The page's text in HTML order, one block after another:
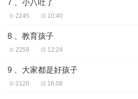
7 、小八吐了
2245 10:40
8 、教育孩子
2259 12:24
9 、大家都是好孩子
2120 16:08